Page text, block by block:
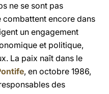
ne se sont pas
combattent encore dans
un engagement
et politique,
La paix naît dans le
, en octobre 1986,
des